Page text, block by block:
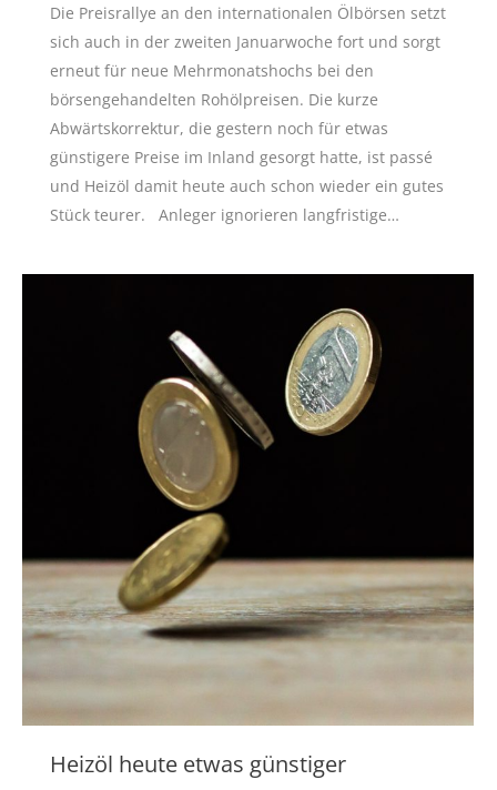
Die Preisrallye an den internationalen Ölbörsen setzt
sich auch in der zweiten Januarwoche fort und sorgt
erneut für neue Mehrmonatshochs bei den
börsengehandelten Rohölpreisen. Die kurze
Abwärtskorrektur, die gestern noch für etwas
günstigere Preise im Inland gesorgt hatte, ist passé
und Heizöl damit heute auch schon wieder ein gutes
Stück teurer. Anleger ignorieren langfristige…
Heizöl heute etwas günstiger